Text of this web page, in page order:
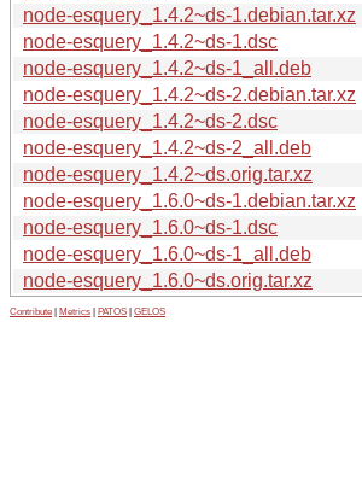
node-esquery_1.4.2~ds-1.debian.tar.xz
node-esquery_1.4.2~ds-1.dsc
node-esquery_1.4.2~ds-1_all.deb
node-esquery_1.4.2~ds-2.debian.tar.xz
node-esquery_1.4.2~ds-2.dsc
node-esquery_1.4.2~ds-2_all.deb
node-esquery_1.4.2~ds.orig.tar.xz
node-esquery_1.6.0~ds-1.debian.tar.xz
node-esquery_1.6.0~ds-1.dsc
node-esquery_1.6.0~ds-1_all.deb
node-esquery_1.6.0~ds.orig.tar.xz
Contribute Metrics PATOS GELOS